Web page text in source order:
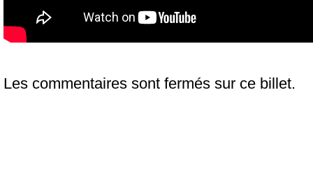
Les commentaires sont fermés sur ce billet.